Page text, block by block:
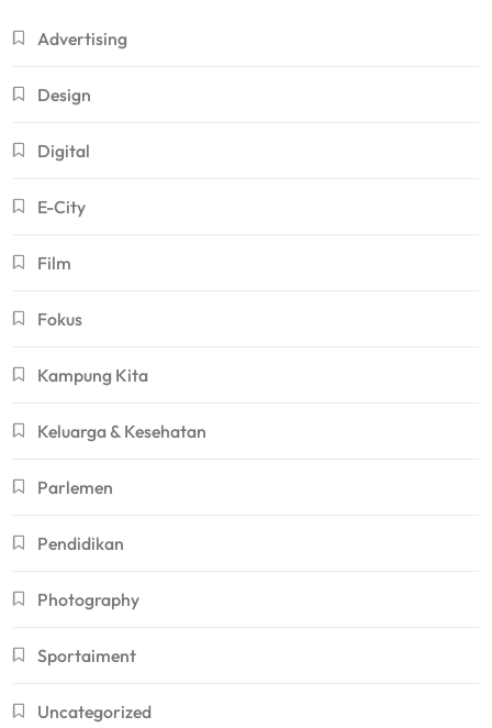
Advertising
Design
Digital
E-City
Film
Fokus
Kampung Kita
Keluarga & Kesehatan
Parlemen
Pendidikan
Photography
Sportaiment
Uncategorized